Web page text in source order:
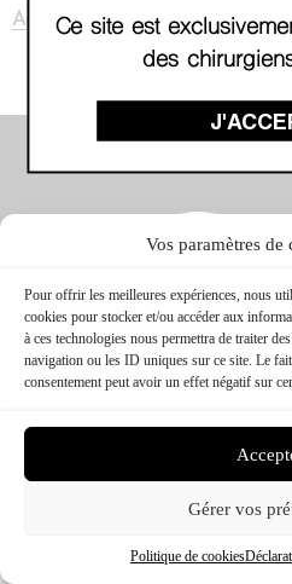
Vos paramètres
Pour offrir les meilleures expériences, nous
cookies pour stocker et/ou accéder aux
à ces technologies nous permettra de traiter
navigation ou les ID uniques sur ce site. Le
consentement peut avoir un effet négatif sur
Gérer vos
Politique de cookies
AGENDA
CTC FORMATION © 2026 –
MENTIONS LÉGALES
Ce site est
des